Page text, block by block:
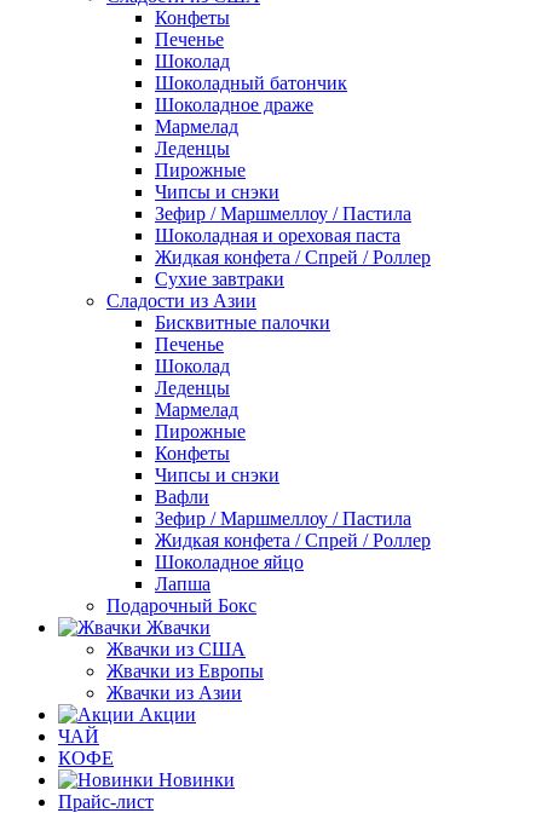
Конфеты
Печенье
Шоколад
Шоколадный батончик
Шоколадное драже
Мармелад
Леденцы
Пирожные
Чипсы и снэки
Зефир / Маршмеллоу / Пастила
Шоколадная и ореховая паста
Жидкая конфета / Спрей / Роллер
Сухие завтраки
Сладости из Азии
Бисквитные палочки
Печенье
Шоколад
Леденцы
Мармелад
Пирожные
Конфеты
Чипсы и снэки
Вафли
Зефир / Маршмеллоу / Пастила
Жидкая конфета / Спрей / Роллер
Шоколадное яйцо
Лапша
Подарочный Бокс
Жвачки
Жвачки из США
Жвачки из Европы
Жвачки из Азии
Акции
ЧАЙ
КОФЕ
Новинки
Прайс-лист